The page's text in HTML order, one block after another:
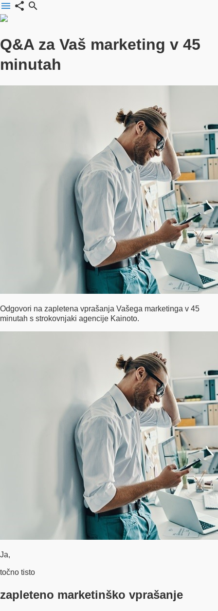
menu share search
Q&A za Vaš marketing v 45
minutah
Odgovori na zapletena vprašanja Vašega marketinga v 45
minutah s strokovnjaki agencije Kainoto.
Ja,
točno tisto
zapleteno marketinško vprašanje